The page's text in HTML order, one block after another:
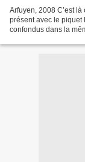
Arfuyen, 2008 C’est
présent avec le piquet
confondus dans la